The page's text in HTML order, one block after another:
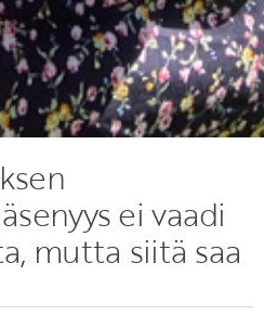
ei vaadi
mutta siitä saa